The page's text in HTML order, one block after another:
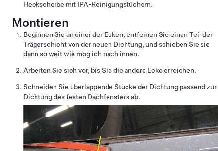
Heckscheibe mit IPA-Reinigungstüchern.
Montieren
Beginnen Sie an einer der Ecken, entfernen Sie einen Teil der
Trägerschicht von der neuen Dichtung, und schieben Sie sie
dann so weit wie möglich nach innen.
Arbeiten Sie sich vor, bis Sie die andere Ecke erreichen.
Schneiden Sie überlappende Stücke der Dichtung passend zur
Dichtung des festen Dachfensters ab.